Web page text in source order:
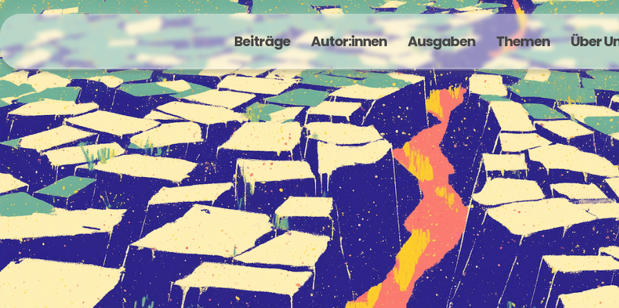
Beiträge Autor:innen Ausgaben Themen Über